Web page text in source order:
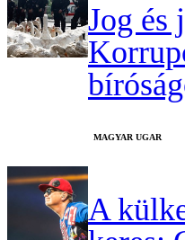
Jog és
MAGYAR UGAR
A